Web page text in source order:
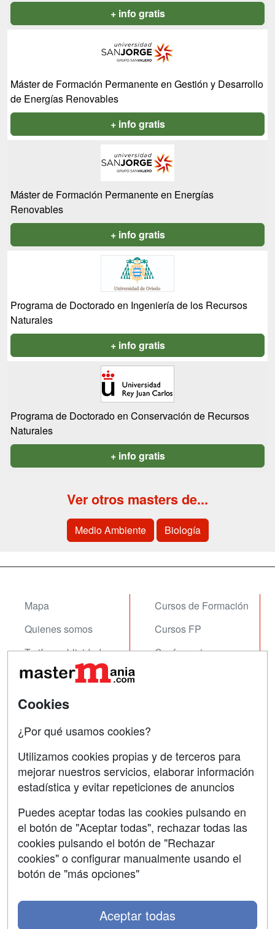
+ info gratis
Máster de Formación Permanente en Gestión y Desarrollo
de Energías Renovables
+ info gratis
Máster de Formación Permanente en Energías
Renovables
+ info gratis
Programa de Doctorado en Ingeniería de los Recursos
Naturales
+ info gratis
Programa de Doctorado en Conservación de Recursos
Naturales
+ info gratis
Ver otros masters de...
Medio Ambiente Biología
Mapa
Quienes somos
Tarifas publicidad
Acceso Usuarios
Acceso Centros
Cursos de Formación
Cursos FP
Conferencias
Contactar
Confidencialidad
Aviso legal
Copyleft
Cookies
¿Por qué usamos cookies?
Utilizamos cookies propias y de terceros para
mejorar nuestros servicios, elaborar información
estadística y evitar repeticiones de anuncios
Puedes aceptar todas las cookies pulsando en
el botón de "Aceptar todas", rechazar todas las
cookies pulsando el botón de "Rechazar
cookies" o configurar manualmente usando el
botón de "más opciones"
Aceptar todas